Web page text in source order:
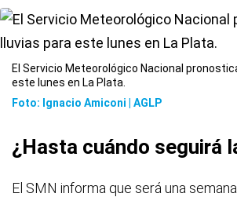
El Servicio Meteorológico Nacional
este lunes en La Plata.
Foto: Ignacio Amiconi | AGLP
¿Hasta cuándo seguirá
El SMN informa que será una